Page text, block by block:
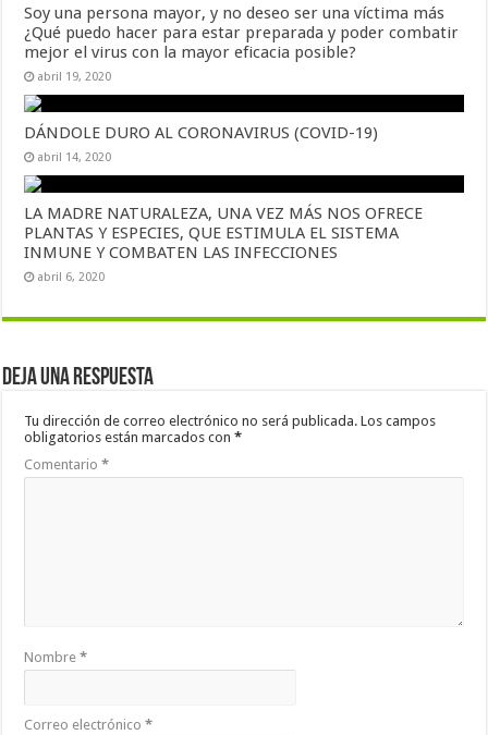
Soy una persona mayor, y no deseo ser una víctima más
¿Qué puedo hacer para estar preparada y poder combatir
mejor el virus con la mayor eficacia posible?
abril 19, 2020
DÁNDOLE DURO AL CORONAVIRUS (COVID-19)
abril 14, 2020
LA MADRE NATURALEZA, UNA VEZ MÁS NOS OFRECE
PLANTAS Y ESPECIES, QUE ESTIMULA EL SISTEMA
INMUNE Y COMBATEN LAS INFECCIONES
abril 6, 2020
Deja una respuesta
Tu dirección de correo electrónico no será publicada. Los campos
obligatorios están marcados con*
Comentario*
Nombre*
Correo electrónico*